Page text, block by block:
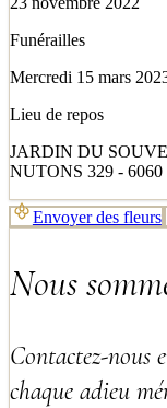
Funérailles
Mercredi 15 mars
Lieu de repos
JARDIN DU
NUTONS 329 -
Envoyer des fleurs
Nous
Contactez-nous
chaque adieu